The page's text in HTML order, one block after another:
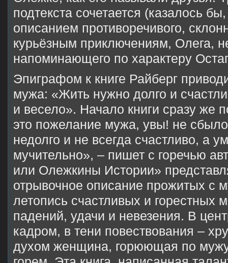
подтекста сочетается (казалось
описанием противоречивого,
курьёзным приключениям, Олега,
напоминающего по характеру
Эпиграфом к книге Райберг
мужа: «Жить нужно долго и
и весело». Начало книги сразу же
это пожелание мужа, увы! не
недолго и не всегда счастливо, а
мучительно», – пишет с горечью
или Олежкины Истории»
отрывочное описание прожитых с
летопись счастливых и горестных
падений, удачи и невезения. В
кадром, в тени повествования –
духом женщина, горюющая по